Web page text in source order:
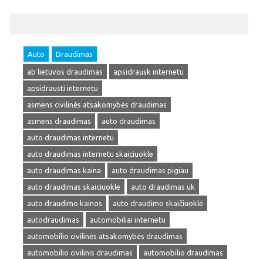
Auto Draudimas
ab lietuvos draudimas
apsidrausk internetu
apsidrausti internetu
asmens civilinės atsakomybės draudimas
asmens draudimas
auto draudimas
auto draudimas internetu
auto draudimas internetu skaiciuokle
auto draudimas kaina
auto draudimas pigiau
auto draudimas skaiciuokle
auto draudimas uk
auto draudimo kainos
auto draudimo skaičiuoklė
autodraudimas
automobiliai internetu
automobilio civilinės atsakomybės draudimas
automobilio civilinis draudimas
automobilio draudimas